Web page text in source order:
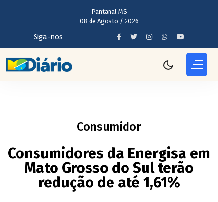
Pantanal MS
08 de Agosto / 2026
Siga-nos
Consumidor
Consumidores da Energisa em
Mato Grosso do Sul terão
redução de até 1,61%